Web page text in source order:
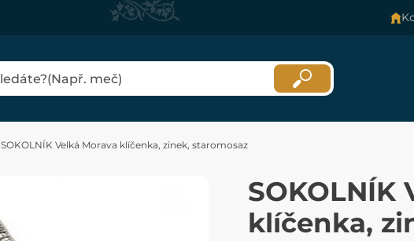
SOKOLNÍK Velká Morava klíčenka, zinek, staromosaz
SOKOLNÍK
klíčenka,